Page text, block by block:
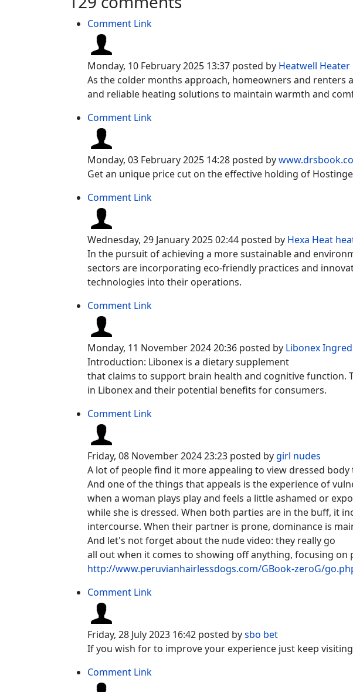
Comment Link
Monday, 10 February 2025 13:37 posted by Heatwell Heater
As the colder months approach, homeowners and renters
and reliable heating solutions to maintain warmth and
Comment Link
Monday, 03 February 2025 14:28 posted by
Get an unique price cut on the effective holding of
Comment Link
Wednesday, 29 January 2025 02:44 posted by Hexa Heat
In the pursuit of achieving a more sustainable and
sectors are incorporating eco-friendly practices and
technologies into their operations.
Comment Link
Monday, 11 November 2024 20:36 posted by Libonex
Introduction: Libonex is a dietary supplement
that claims to support brain health and cognitive
in Libonex and their potential benefits for consumers.
Comment Link
Friday, 08 November 2024 23:23 posted bygirl nudes
A lot of people find it more appealing to view dressed body
And one of the things that appeals is the experience of
when a woman plays play and feels a little ashamed or
while she is dressed. When both parties are in the buff, it
intercourse. When their partner is prone, dominance is
And let's not forget about the nude video: they really go
all out when it comes to showing off anything, focusing
http://www.peruvianhairlessdogs.com/GBook-zeroG/
Comment Link
Friday, 28 July 2023 16:42 posted bysbo bet
If you wish for to improve your experience just keep
Comment Link